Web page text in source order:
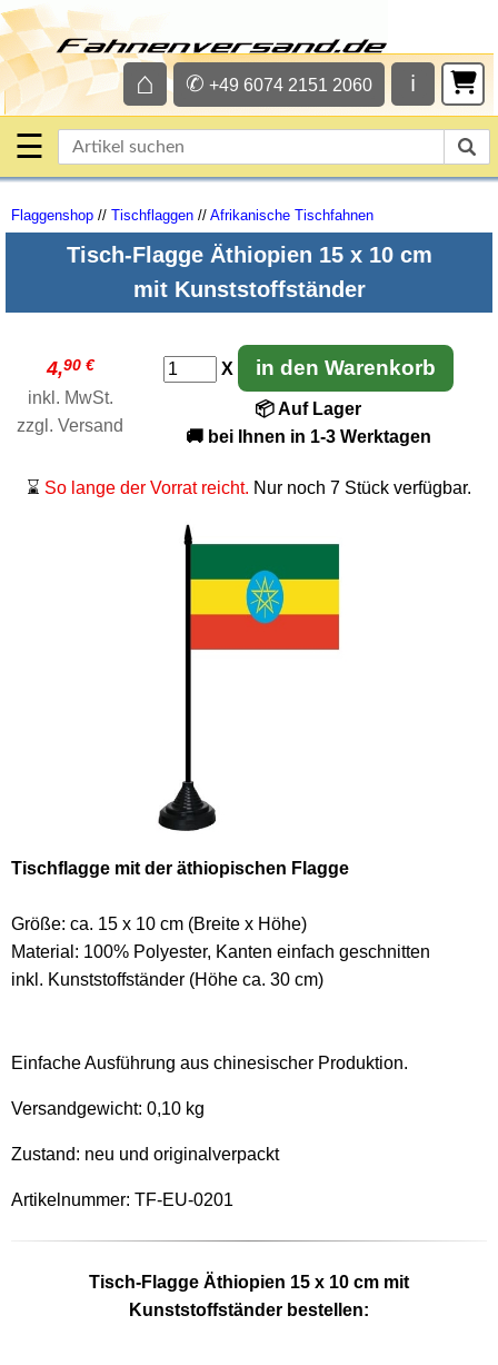
ℹ
✆ +49 6074 2151 2060
⌂
☰
Flaggenshop // Tischflaggen // Afrikanische Tischfahnen
Tisch-Flagge Äthiopien 15 x 10 cm
mit Kunststoffständer
4,90 €
inkl. MwSt.
zzgl. Versand
X in den Warenkorb
📦 Auf Lager
🚚 bei Ihnen in 1-3 Werktagen
⌛ So lange der Vorrat reicht. Nur noch 7 Stück verfügbar.
Tischflagge mit der äthiopischen Flagge
Größe: ca. 15 x 10 cm (Breite x Höhe)
Material: 100% Polyester, Kanten einfach geschnitten
inkl. Kunststoffständer (Höhe ca. 30 cm)
Einfache Ausführung aus chinesischer Produktion.
Versandgewicht: 0,10 kg
Zustand: neu und originalverpackt
Artikelnummer: TF-EU-0201
Tisch-Flagge Äthiopien 15 x 10 cm mit
Kunststoffständer bestellen: